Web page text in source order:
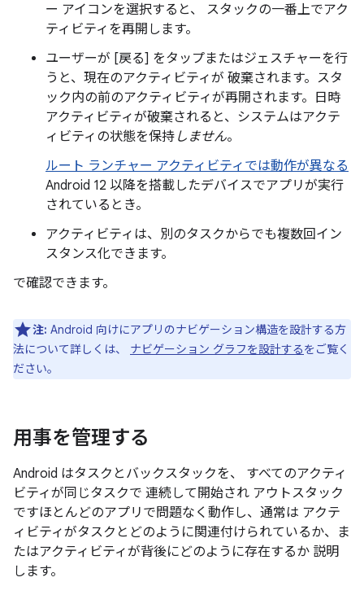
ー アイコンを選択すると、 スタックの一番上でアク
ティビティを再開します。
ユーザーが [戻る] をタップまたはジェスチャーを行
うと、現在のアクティビティが 破棄されます。スタ
ック内の前のアクティビティが再開されます。日時
アクティビティが破棄されると、システムはアクテ
ィビティの状態を保持 しません。
ルート ランチャー アクティビティでは動作が異なる
Android 12 以降を搭載したデバイスでアプリが実行
されているとき。
アクティビティは、別のタスクからでも複数回イン
スタンス化できます。
で確認できます。
注: Android 向けにアプリのナビゲーション構造を設計する方
法について詳しくは、 ナビゲーション グラフを設計するをご覧く
ださい。
用事を管理する
Android はタスクとバックスタックを、 すべてのアクティ
ビティが同じタスクで 連続して開始され アウトスタック
ですほとんどのアプリで問題なく動作し、通常は アクテ
ィビティがタスクとどのように関連付けられているか、ま
たはアクティビティが背後にどのように存在するか 説明
します。